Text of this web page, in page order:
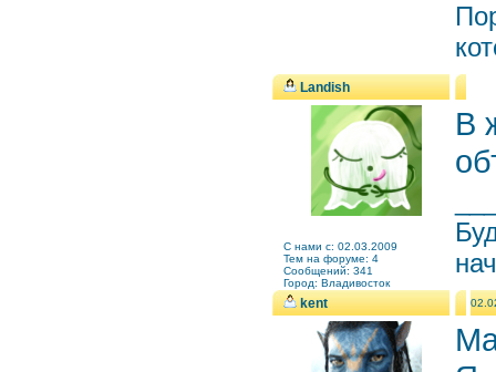
Landish
C нами с: 02.03.2009
Тем на форуме: 4
Сообщений: 341
Город: Владивосток
В
kent